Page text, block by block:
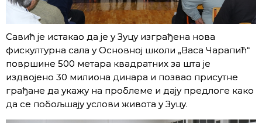
Савић је истакао да је у Зуцу изграђена нова
фискултурна сала у Основној школи „Васа Чарапић“
површине 500 метара квадратних за шта је
издвојено 30 милиона динара и позвао присутне
грађане да укажу на проблеме и дају предлоге како
да се побољшају услови живота у Зуцу.